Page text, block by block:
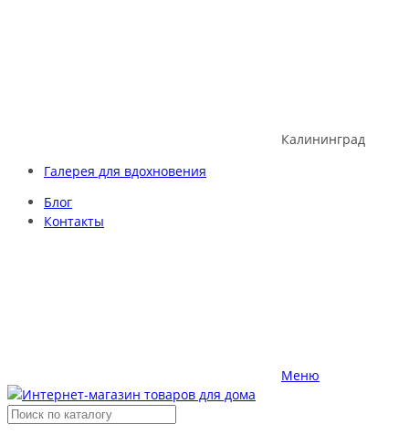
Калининград
Галерея для вдохновения
Блог
Контакты
Меню